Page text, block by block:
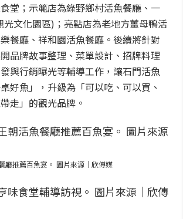
堂；示範店為綠野鄉村活魚餐廳、一
光文化園區)；亮點店為老地方薑母鴨活
餐廳、祥和園活魚餐廳。後續將針對
品牌故事整理、菜單設計、招牌料理
與行銷曝光等輔導工作，讓石門活魚
好魚」，升級為「可以吃、可以買、
走」的觀光品牌。
廳推薦百魚宴。 圖片來源｜欣傅媒